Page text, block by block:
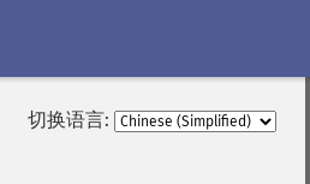
切换语言: